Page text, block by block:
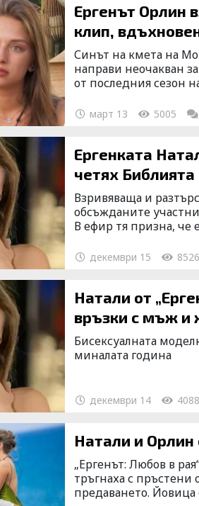
Ергенът Орлин
клип,
Синът на кмета на
направи неочакван
от последния сезон
март 13 5005
Ергенката
четях
Взривяваща и
обсъжданите
В ефир тя призна, че
декември 15 8526
Натали от „Ергенът” била в
връзки с мъж и
Бисексуалната
миналата година
декември 14 4088
Натали и Орлин
„Ергенът: Любов в
тръгнаха с
предаването.